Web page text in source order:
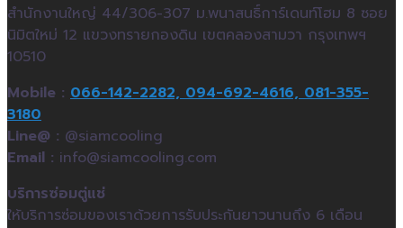
สำนักงานใหญ่ 44/306-307 ม.พนาสนธิ์การ์เดนท์โฮม 8 ซอย
นิมิตใหม่ 12 แขวงทรายกองดิน เขตคลองสามวา กรุงเทพฯ
10510
Mobile : 066-142-2282,094-692-4616, 081-355-
3180
Line@ : @siamcooling
Email : info@siamcooling.com
บริการซ่อมตู่แช่
ให้บริการซ่อมของเราด้วยการรับประกันยาวนานถึง 6 เดือน